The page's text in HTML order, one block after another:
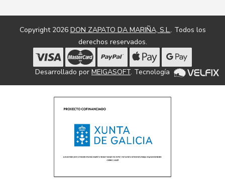
Copyright 2026 DON ZAPATO DA MARIÑA, S.L.. Todos los
derechos reservados.
Desarrollado por MEIGASOFT. Tecnología